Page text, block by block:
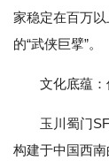
家稳定在百万
的“武侠巨擘”。
文化底蕴
玉川蜀门
构建于中国西